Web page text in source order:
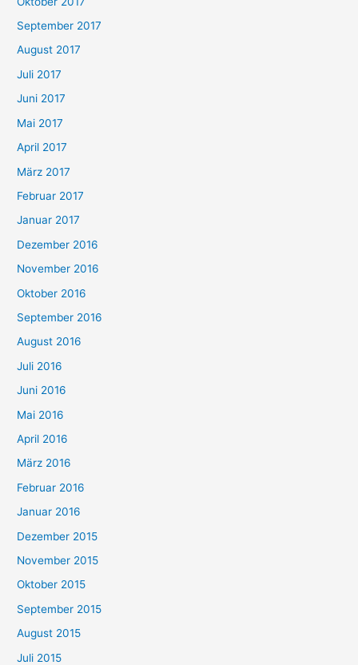
September 2017
August 2017
Juli 2017
Juni 2017
Mai 2017
April 2017
März 2017
Februar 2017
Januar 2017
Dezember 2016
November 2016
Oktober 2016
September 2016
August 2016
Juli 2016
Juni 2016
Mai 2016
April 2016
März 2016
Februar 2016
Januar 2016
Dezember 2015
November 2015
Oktober 2015
September 2015
August 2015
Juli 2015